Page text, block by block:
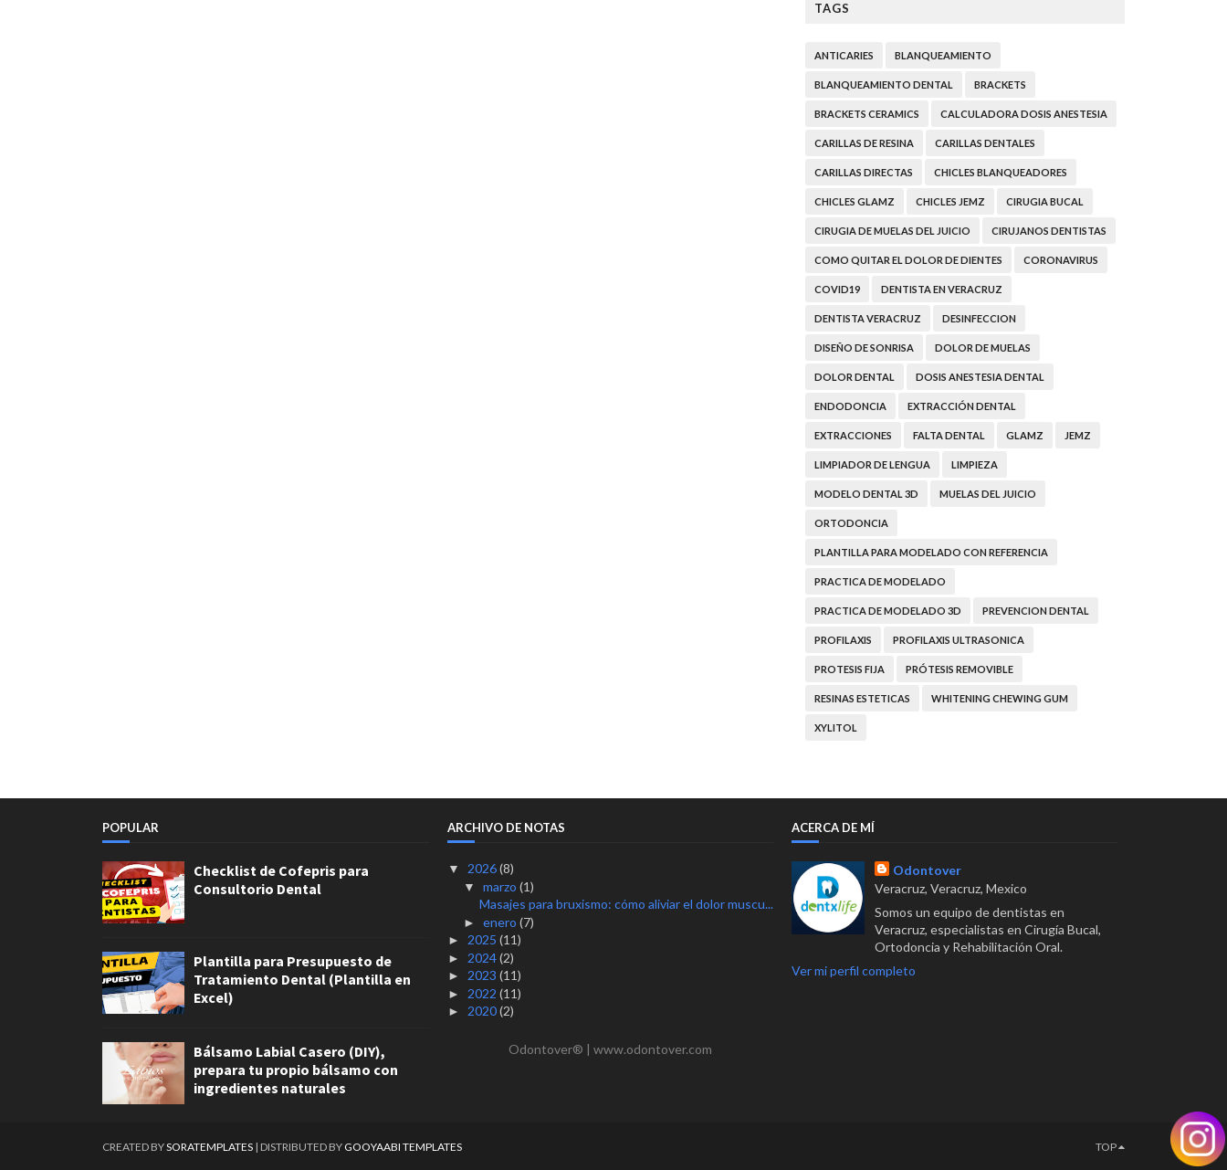
TAGS
ANTICARIES BLANQUEAMIENTO
BLANQUEAMIENTO DENTAL BRACKETS
BRACKETS CERAMICS CALCULADORA DOSIS ANESTESIA
CARILLAS DE RESINA CARILLAS DENTALES
CARILLAS DIRECTAS CHICLES BLANQUEADORES
CHICLES GLAMZ CHICLES JEMZ CIRUGIA BUCAL
CIRUGIA DE MUELAS DEL JUICIO CIRUJANOS DENTISTAS
COMO QUITAR EL DOLOR DE DIENTES CORONAVIRUS
COVID19 DENTISTA EN VERACRUZ
DENTISTA VERACRUZ DESINFECCION
DISEÑO DE SONRISA DOLOR DE MUELAS
DOLOR DENTAL DOSIS ANESTESIA DENTAL
ENDODONCIA EXTRACCIÓN DENTAL
EXTRACCIONES FALTA DENTAL GLAMZ JEMZ
LIMPIADOR DE LENGUA LIMPIEZA
MODELO DENTAL 3D MUELAS DEL JUICIO
ORTODONCIA
PLANTILLA PARA MODELADO CON REFERENCIA
PRACTICA DE MODELADO
PRACTICA DE MODELADO 3D PREVENCION DENTAL
PROFILAXIS PROFILAXIS ULTRASONICA
PROTESIS FIJA PRÓTESIS REMOVIBLE
RESINAS ESTETICAS WHITENING CHEWING GUM
XYLITOL
POPULAR
Checklist de Cofepris para
Consultorio Dental
Plantilla para Presupuesto de
Tratamiento Dental (Plantilla en
Excel)
Bálsamo Labial Casero (DIY),
prepara tu propio bálsamo con
ingredientes naturales
ARCHIVO DE NOTAS
▼ 2026(8)
▼ marzo (1)
Masajes para bruxismo: cómo aliviar el dolor muscu...
► enero (7)
► 2025 (11)
► 2024(2)
► 2023 (11)
► 2022 (11)
► 2020(2)
Odontover® | www.odontover.com
ACERCA DE MÍ
Odontover
Veracruz, Veracruz, Mexico
Somos un equipo de dentistas en
Veracruz, especialistas en Cirugía Bucal,
Ortodoncia y Rehabilitación Oral.
Ver mi perfil completo
CREATED BYSORATEMPLATES | DISTRIBUTED BY GOOYAABI TEMPLATES TOP